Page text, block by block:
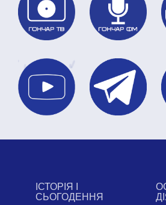
ІСТОРІЯ І
СЬОГОДЕННЯ